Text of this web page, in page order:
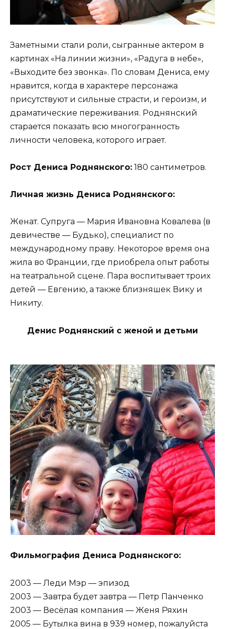
Заметными стали роли, сыгранные актером в
картинах «На линии жизни», «Радуга в небе»,
«Выходите без звонка». По словам Дениса, ему
нравится, когда в характере персонажа
присутствуют и сильные страсти, и героизм, и
драматические переживания. Роднянский
старается показать всю многогранность
личности человека, которого играет.
Рост Дениса Роднянского: 180 сантиметров.
Личная жизнь Дениса Роднянского:
Женат. Супруга — Мария Ивановна Ковалева (в
девичестве — Будько), специалист по
международному праву. Некоторое время она
жила во Франции, где приобрела опыт работы
на театральной сцене. Пара воспитывает троих
детей — Евгению, а также близняшек Вику и
Никиту.
Денис Роднянский с женой и детьми
Фильмография Дениса Роднянского:
2003 — Леди Мэр — эпизод
2003 — Завтра будет завтра — Петр Панченко
2003 — Весёлая компания — Женя Ряхин
2005 — Бутылка вина в 939 номер, пожалуйста